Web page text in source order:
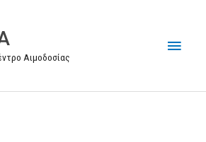
Αιμοδοσίας